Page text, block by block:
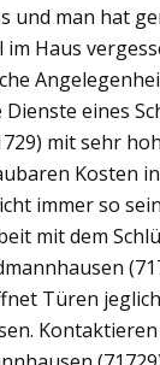
und man hat
Haus
eines
mit sehr
Kosten
immer so
mit dem
Türen
Kontaktieren